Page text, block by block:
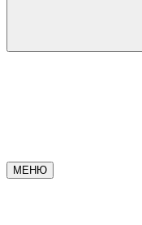
МЕНЮ